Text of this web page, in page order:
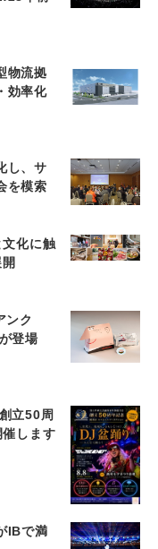
物流拠
効率化
し、サ
を模索
化に触
ンク
が登場
立50周
します
IBで満